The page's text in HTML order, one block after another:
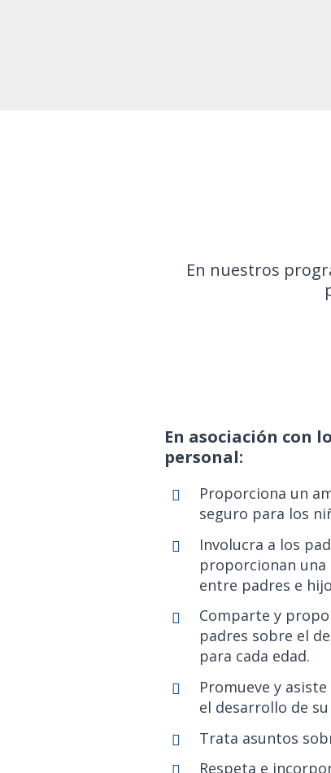
En nuestros
En asociación con
personal:
Proporciona un
seguro para los
Involucra a los
proporcionan
entre padres e
Comparte y
padres sobre el
para cada edad.
Promueve y
el desarrollo de
Trata asuntos
Respeta e